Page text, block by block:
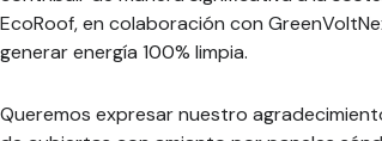
EcoRoof, en colaboración con
generar energía 100% limpia.
Queremos expresar nuestro